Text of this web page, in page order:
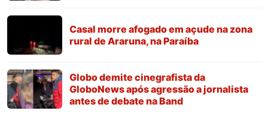
Casal morre afogado em açude na zona
rural de Araruna, na Paraíba
Globo demite cinegrafista da
GloboNews após agressão a jornalista
antes de debate na Band